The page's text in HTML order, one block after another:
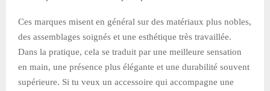
Ces marques misent en général sur des matériaux plus nobles,
des assemblages soignés et une esthétique très travaillée.
Dans la pratique, cela se traduit par une meilleure sensation
en main, une présence plus élégante et une durabilité souvent
supérieure. Si tu veux un accessoire qui accompagne une